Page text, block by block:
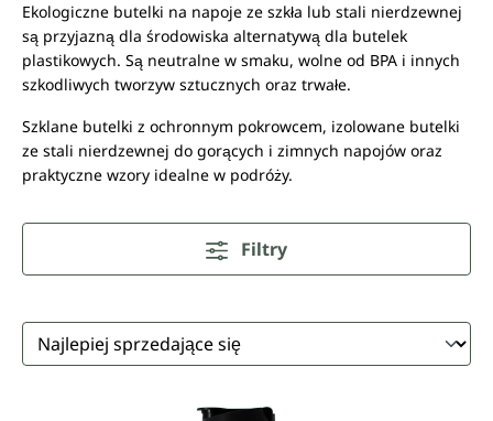
Ekologiczne butelki na napoje ze szkła lub stali nierdzewnej
są przyjazną dla środowiska alternatywą dla butelek
plastikowych. Są neutralne w smaku, wolne od BPA i innych
szkodliwych tworzyw sztucznych oraz trwałe.
Szklane butelki z ochronnym pokrowcem, izolowane butelki
ze stali nierdzewnej do gorących i zimnych napojów oraz
praktyczne wzory idealne w podróży.
Filtry